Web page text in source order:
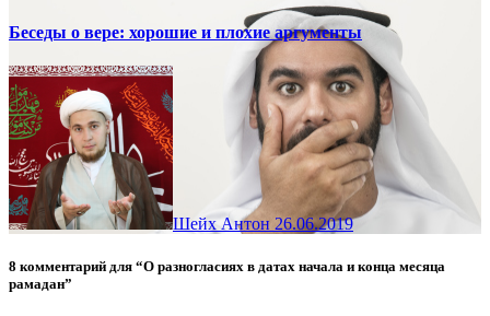
Беседы о вере: хорошие и плохие аргументы
Шейх Антон 26.06.2019
8 комментарий для “О разногласиях в датах начала и конца месяца
рамадан”